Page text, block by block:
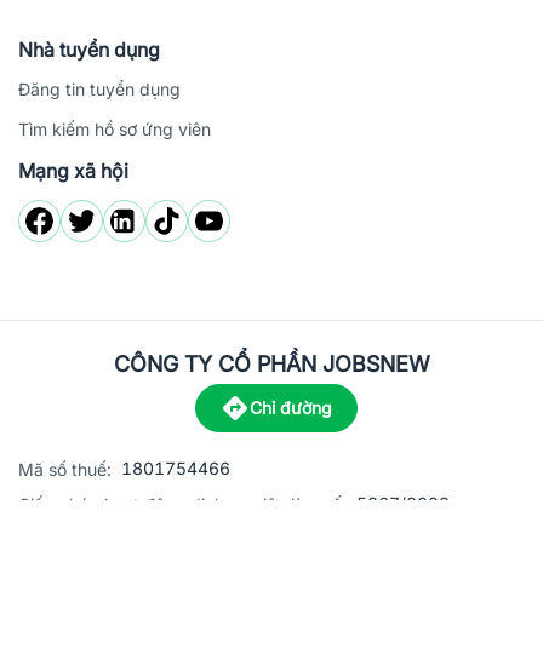
Nhà tuyển dụng
Đăng tin tuyển dụng
Tìm kiếm hồ sơ ứng viên
Mạng xã hội
CÔNG TY CỔ PHẦN JOBSNEW
Chỉ đường
Mã số thuế: 1801754466
Giấy phép hoạt động dịch vụ việc làm số:
5867/2023